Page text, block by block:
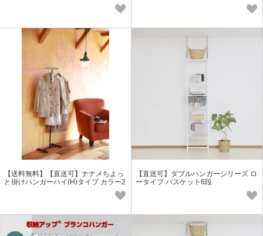
【送料無料】【直送可】ナナメちよっ
と掛けハンガーハイ(H)タイプ カラー2
【直送可】ダブルハンガーシリーズ ロ
ータイプ バスケット6段